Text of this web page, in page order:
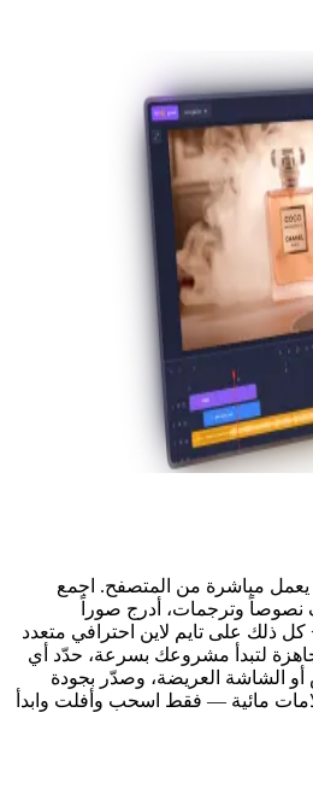
يعمل مباشرة من المتصفح. اجمع
وترجمات، أدرج صوراً
ذلك على تايم لاين احترافي متعدد
لتبدأ مشروعك بسرعة، حدّد أي
الشاشة العريضة، وصدّر بجودة
مائية — فقط اسحب وأفلت وابدأ